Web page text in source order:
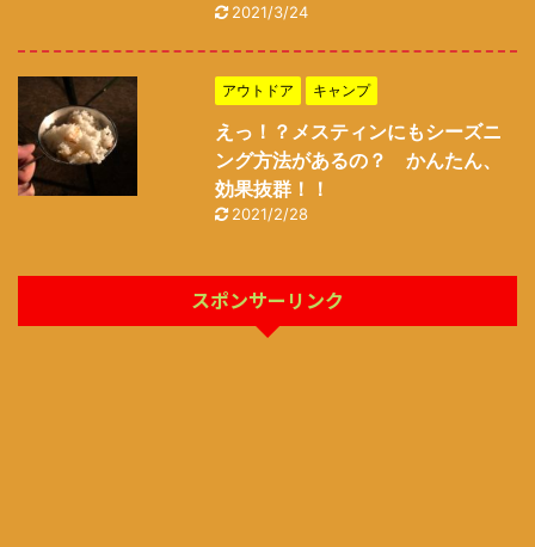
2021/3/24
アウトドア キャンプ
えっ！？メスティンにもシーズニ
ング方法があるの？ かんたん、
効果抜群！！
2021/2/28
スポンサーリンク